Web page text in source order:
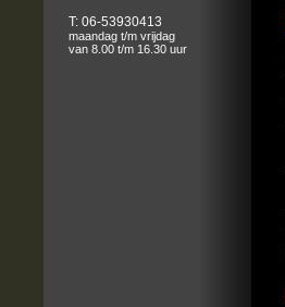
T: 06-53930413
maandag t/m vrijdag
van 8.00 t/m 16.30 uur